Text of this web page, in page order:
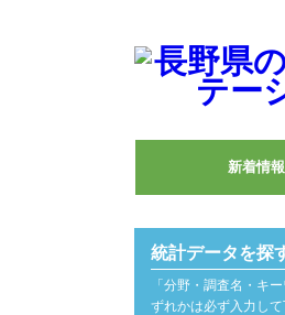
新着情報
統計データを探
「分野・調査名・キ
ずれかは必ず入力し